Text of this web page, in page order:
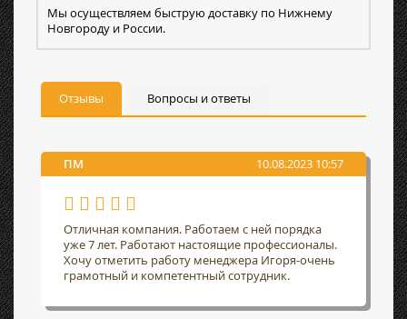
Мы осуществляем быструю доставку по Нижнему
Новгороду и России.
Отзывы Вопросы и ответы
ПМ 10.08.2023 10:57
Отличная компания. Работаем с ней порядка
уже 7 лет. Работают настоящие профессионалы.
Хочу отметить работу менеджера Игоря-очень
грамотный и компетентный сотрудник.